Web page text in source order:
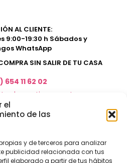
el
de las
y de terceros para analizar
publicidad relacionada con tus
elaborado a partir de tus hábitos
AL CLIENTE:
9:00-19:30 h Sábados y
WhatsApp
SIN SALIR DE TU CASA
654 11 62 02
en Fuengirola
en Benalmádena